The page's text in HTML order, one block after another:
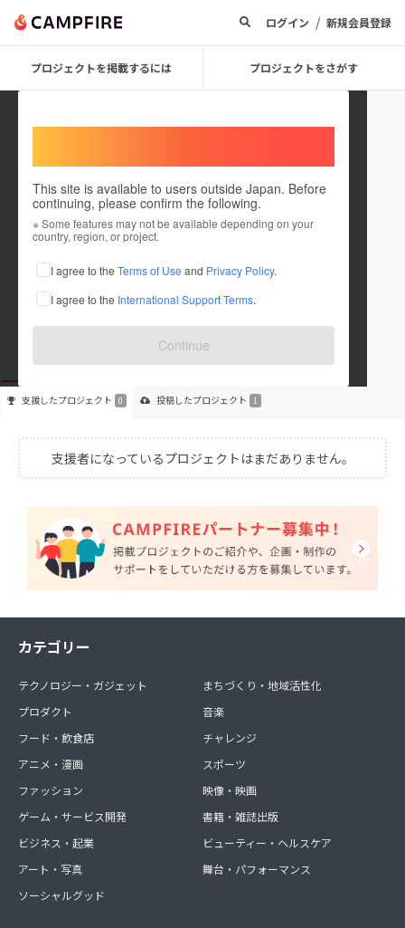
ログイン / 新規会員登録
プロジェクトを掲載するには プロジェクトをさがす
This site is available to users outside Japan. Before
continuing, please confirm the following.
※ Some features may not be available depending on your
country, region, or project.
I agree to the Terms of Use and Privacy Policy.
I agree to the International Support Terms.
Continue
Tattoo123
これまでに1件のプロジェクトを投稿しています
在住国：未設定
出身国：未設定
支援したプロジェクト 0 投稿したプロジェクト 1
支援者になっているプロジェクトはまだありません。
カテゴリー
テクノロジー・ガジェット
プロダクト
フード・飲食店
アニメ・漫画
ファッション
ゲーム・サービス開発
ビジネス・起業
アート・写真
ソーシャルグッド
まちづくり・地域活性化
音楽
チャレンジ
スポーツ
映像・映画
書籍・雑誌出版
ビューティー・ヘルスケア
舞台・パフォーマンス